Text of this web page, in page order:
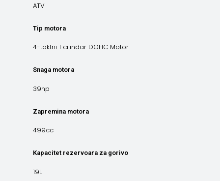
ATV
Tip motora
4-taktni 1 cilindar DOHC Motor
Snaga motora
39hp
Zapremina motora
499cc
Kapacitet rezervoara za gorivo
19L